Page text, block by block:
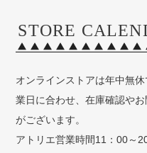
STORE
オンラインストアは年中無
業日に合わせ、在庫確認や
がございます。
アトリエ営業時間11：00～